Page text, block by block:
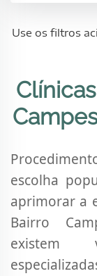
Use os filtros
escolha
aprimorar a
Bairro
existem